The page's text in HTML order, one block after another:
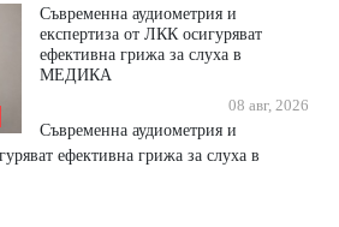
Съвременна аудиометрия и
експертиза от ЛКК осигуряват
ефективна грижа за слуха в
МЕДИКА
08 авг, 2026
Съвременна аудиометрия и
ефективна грижа за слуха в